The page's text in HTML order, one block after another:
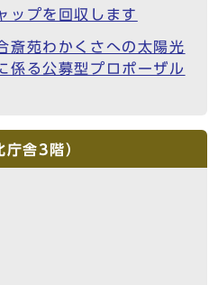
ップを回収します
斎苑わかくさへの太陽光
係る公募型プロポーザル
舎3階）